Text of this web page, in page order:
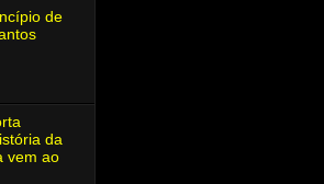
de
da
vem ao